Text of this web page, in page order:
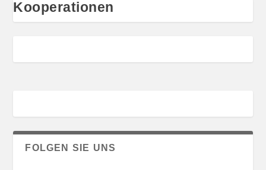
Kooperationen
FOLGEN SIE UNS